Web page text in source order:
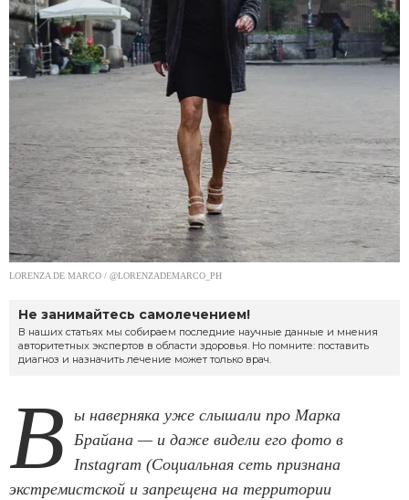
LORENZA DE MARCO / @LORENZADEMARCO_PH
Не занимайтесь самолечением!
В наших статьях мы собираем последние научные данные и мнения
авторитетных экспертов в области здоровья. Но помните: поставить
диагноз и назначить лечение может только врач.
В ы наверняка уже слышали про Марка
Брайана — и даже видели его фото в
Instagram (Социальная сеть признана
экстремистской и запрещена на территории